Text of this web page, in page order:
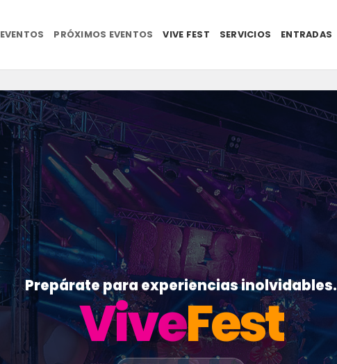
EVENTOS PRÓXIMOS EVENTOS VIVE FEST SERVICIOS ENTRADAS
Prepárate para experiencias inolvidables.
ViveFest